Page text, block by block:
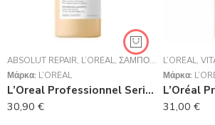
ABSOLUT REPAIR, L’ORÉAL, ΣΑΜΠΟΥΆΝ
Μάρκα: L’ORÉAL
L’Oreal Professionnel Serie Expert Absolut Repair Shampoo Για Ταλαιπωρημένα Μαλλιά 1500ml
30,90 €
L’ORÉAL,
Μάρκα:
31,00 €